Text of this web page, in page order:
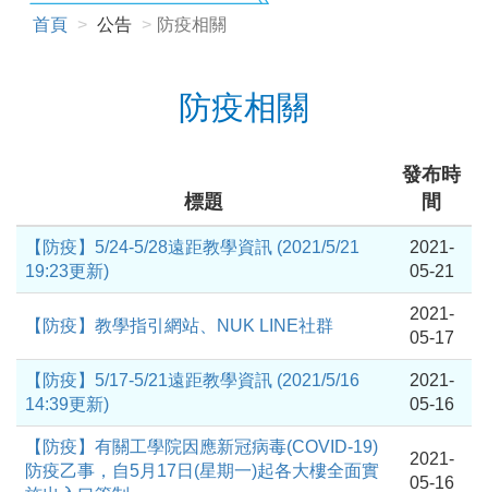
首頁 公告 防疫相關
防疫相關
標題
發布時
間
【防疫】5/24-5/28遠距教學資訊 (2021/5/21
19:23更新)
2021-
05-21
【防疫】教學指引網站、NUK LINE社群
2021-
05-17
【防疫】5/17-5/21遠距教學資訊 (2021/5/16
14:39更新)
2021-
05-16
【防疫】有關工學院因應新冠病毒(COVID-19)
防疫乙事，自5月17日(星期一)起各大樓全面實
2021-
05-16